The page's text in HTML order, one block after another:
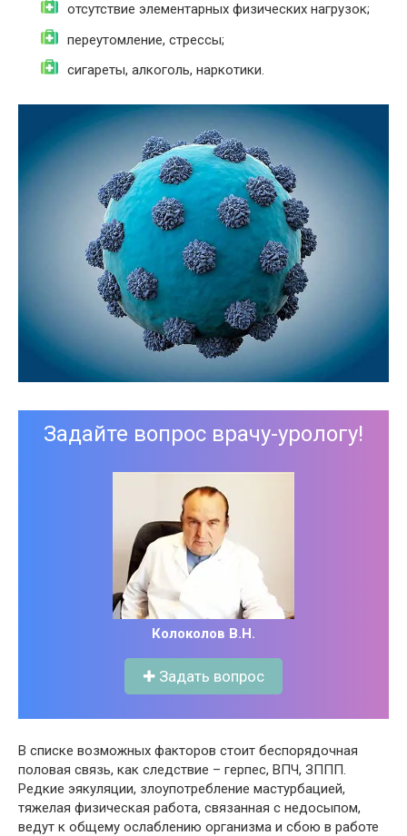
отсутствие элементарных физических нагрузок;
переутомление, стрессы;
сигареты, алкоголь, наркотики.
Задайте вопрос врачу-урологу!
Колоколов В.Н.
✚ Задать вопрос
В списке возможных факторов стоит беспорядочная
половая связь, как следствие – герпес, ВПЧ, ЗППП.
Редкие эякуляции, злоупотребление мастурбацией,
тяжелая физическая работа, связанная с недосыпом,
ведут к общему ослаблению организма и сбою в работе